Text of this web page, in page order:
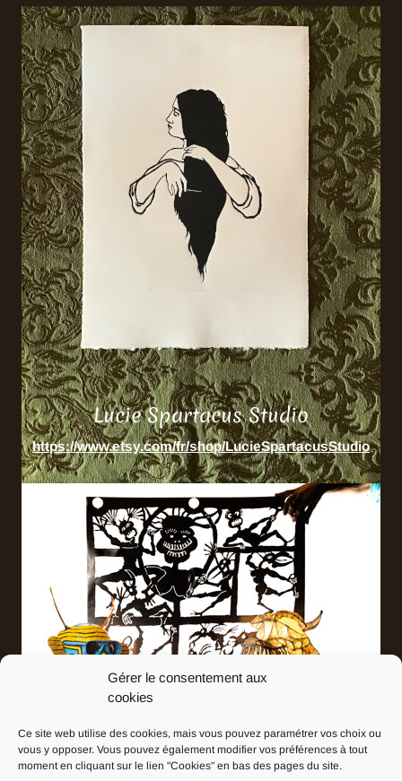
Gérer le consentement aux
cookies
Ce site web utilise des cookies, mais vous pouvez paramétrer vos choix ou
vous y opposer. Vous pouvez également modifier vos préférences à tout
moment en cliquant sur le lien "Cookies" en bas des pages du site.
Lucie Spartacus Studio
https://www.etsy.com/fr/shop/LucieSpartacusStudio
Martin Jauniaux
Art'iss Brussellois